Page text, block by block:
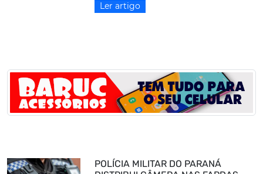
Ler artigo
POLÍCIA MILITAR DO PARANÁ